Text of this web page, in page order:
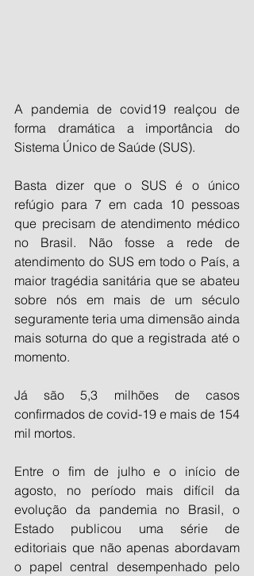
A pandemia de covid19 realçou de
forma dramática a importância do
Sistema Único de Saúde (SUS).
Basta dizer que o SUS é o único
refúgio para 7 em cada 10 pessoas
que precisam de atendimento médico
no Brasil. Não fosse a rede de
atendimento do SUS em todo o País, a
maior tragédia sanitária que se abateu
sobre nós em mais de um século
seguramente teria uma dimensão ainda
mais soturna do que a registrada até o
momento.
Já são 5,3 milhões de casos
confirmados de covid-19 e mais de 154
mil mortos.
Entre o fim de julho e o início de
agosto, no período mais difícil da
evolução da pandemia no Brasil, o
Estado publicou uma série de
editoriais que não apenas abordavam
o papel central desempenhado pelo